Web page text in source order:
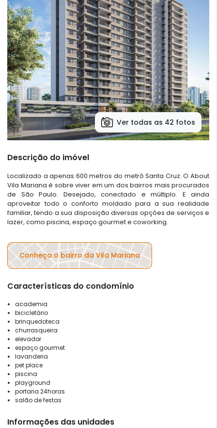
Ver todas as 42 fotos
Descrição do imóvel
Localizado a apenas 600 metros do metrô Santa Cruz. O About
Vila Mariana é sobre viver em um dos bairros mais procurados
de São Paulo. Desejado, conectado e múltiplo. E ainda
aproveitar todo o conforto moldado para a sua realidade
familiar, tendo a sua disposição diversas opções de serviços e
lazer, como piscina, espaço gourmet e coworking.
Conheça o bairro da Vila Mariana
Características do condomínio
academia
bicicletário
brinquedoteca
churrasqueira
elevador
espaço gourmet
lavanderia
pet place
piscina
playground
portaria 24horas
salão de festas
Informações das unidades